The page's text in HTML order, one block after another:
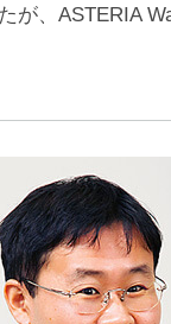
が、ASTERIA